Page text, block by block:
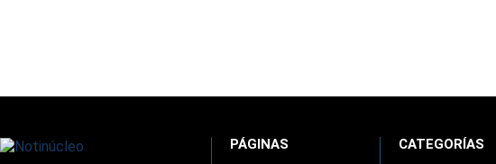
PÁGINAS CATEGORÍAS